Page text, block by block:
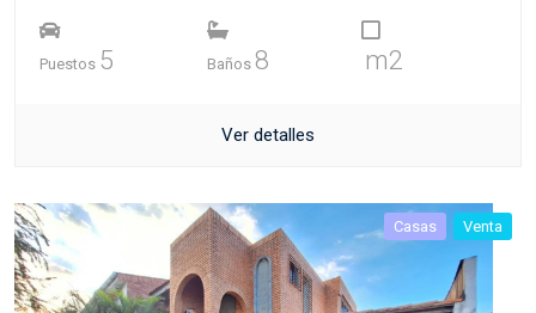
Puestos 5 Baños 8 m2
Ver detalles
Casas Venta